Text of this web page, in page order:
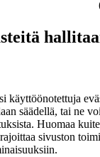
käyttöönotettuja
säädellä, tai ne
Huomaa
sivuston